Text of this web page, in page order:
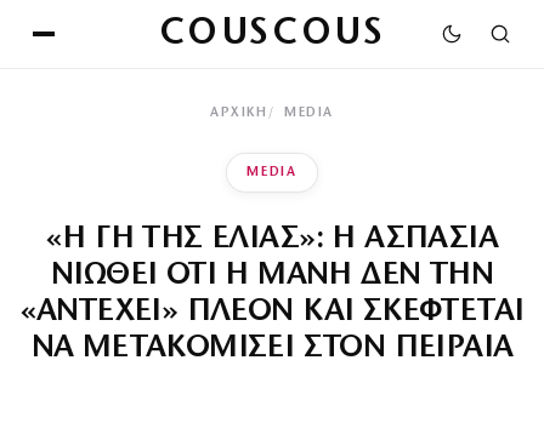
COUSCOUS
ΑΡΧΙΚΉ MEDIA
MEDIA
«Η ΓΗ ΤΗΣ ΕΛΙΑΣ»: Η ΑΣΠΑΣΙΑ
ΝΙΩΘΕΙ ΟΤΙ Η ΜΑΝΗ ΔΕΝ ΤΗΝ
«ΑΝΤΕΧΕΙ» ΠΛΕΟΝ ΚΑΙ ΣΚΕΦΤΕΤΑΙ
ΝΑ ΜΕΤΑΚΟΜΙΣΕΙ ΣΤΟΝ ΠΕΙΡΑΙΑ